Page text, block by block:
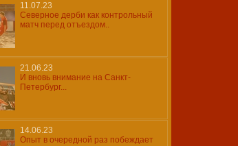
11.07.23
Северное дерби как контрольный
матч перед отъездом..
21.06.23
И вновь внимание на Санкт-
Петербург...
14.06.23
Опыт в очередной раз побеждает